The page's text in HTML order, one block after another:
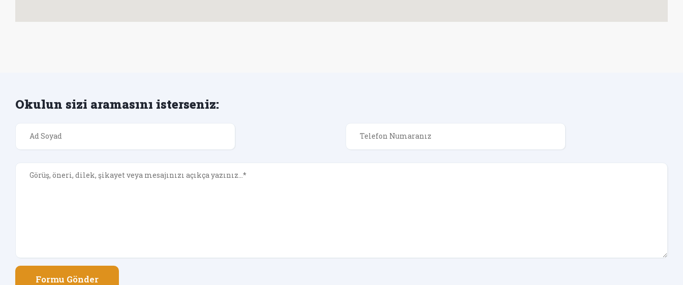
Okulun sizi aramasını isterseniz:
Formu Gönder